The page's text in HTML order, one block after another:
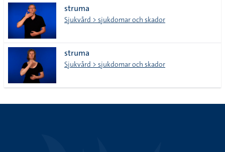
struma
Sjukvård > sjukdomar och skador
struma
Sjukvård > sjukdomar och skador